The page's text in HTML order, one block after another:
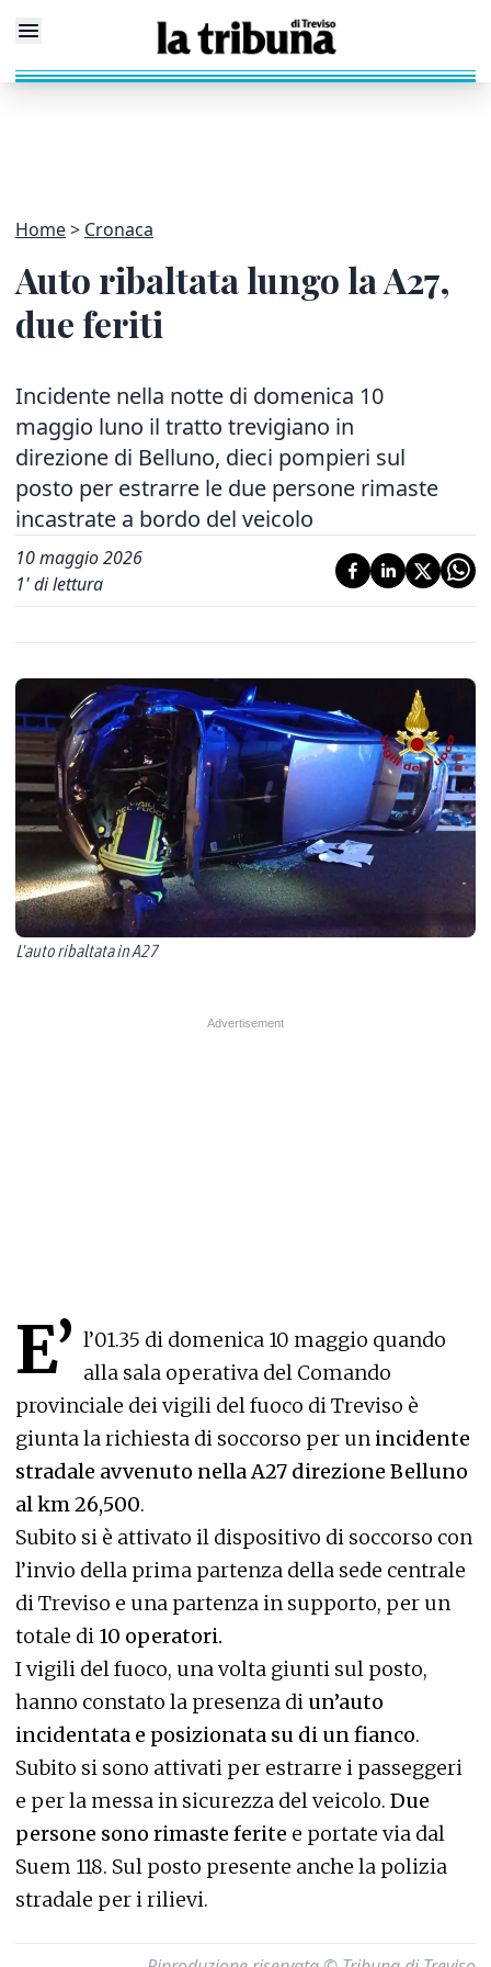
Home Cronaca
Auto ribaltata lungo la A27,
due feriti
Incidente nella notte di domenica 10
maggio luno il tratto trevigiano in
direzione di Belluno, dieci pompieri sul
posto per estrarre le due persone rimaste
incastrate a bordo del veicolo
10 maggio 2026
1' di lettura
L'auto ribaltata in A27
E’ l’01.35 di domenica 10 maggio quando
alla sala operativa del Comando
provinciale dei vigili del fuoco di Treviso è
giunta la richiesta di soccorso per un incidente
stradale avvenuto nella A27 direzione Belluno
al km 26,500.
Subito si è attivato il dispositivo di soccorso con
l’invio della prima partenza della sede centrale
di Treviso e una partenza in supporto, per un
totale di 10 operatori.
I vigili del fuoco, una volta giunti sul posto,
hanno constato la presenza di un’auto
incidentata e posizionata su di un fianco.
Subito si sono attivati per estrarre i passeggeri
e per la messa in sicurezza del veicolo. Due
persone sono rimaste ferite e portate via dal
Suem 118. Sul posto presente anche la polizia
stradale per i rilievi.